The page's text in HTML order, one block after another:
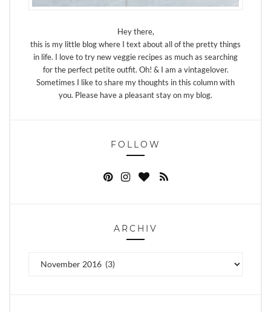
Hey there,
this is my little blog where I text about all of the pretty things
in life. I love to try new veggie recipes as much as searching
for the perfect petite outfit. Oh! & I am a vintagelover.
Sometimes I like to share my thoughts in this column with
you. Please have a pleasant stay on my blog.
FOLLOW
ARCHIV